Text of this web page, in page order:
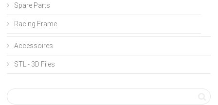
Spare Parts
Racing Frame
Accessoires
STL - 3D Files